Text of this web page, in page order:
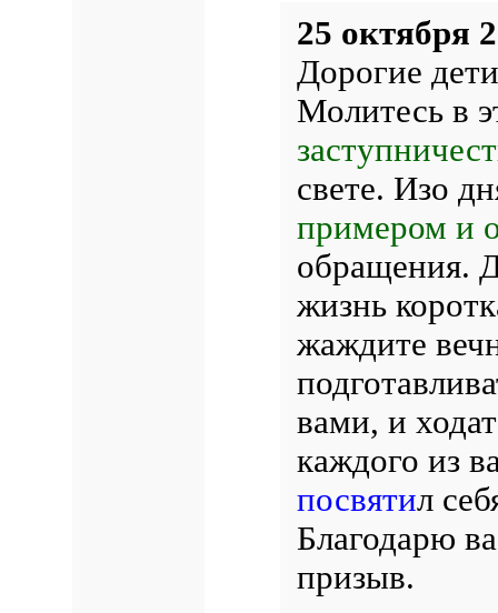
25 октября
Дорогие
Молитесь в
свете. Изо
примером и
обращения.
жизнь
жаждите
вами, и
каждого из
посвятил
Благодарю
призыв.